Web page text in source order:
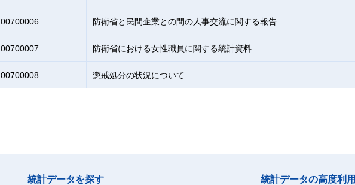
00700006 防衛省と民間企業との間の人事交流に関する報告
00700007 防衛省における女性職員に関する統計資料
00700008 懲戒処分の状況について
統計データを探す 統計データの高度利用